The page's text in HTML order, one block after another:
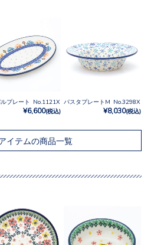
ルプレート No.1121X
¥6,600(税込)
パスタプレートM No.3298X
¥8,030(税込)
イテムの商品一覧